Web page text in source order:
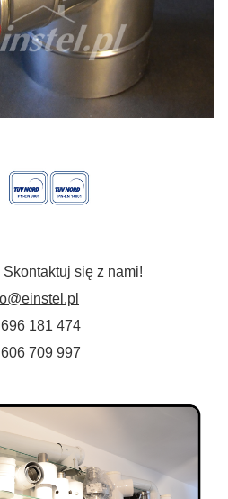
się z nami!
181 474
709 997